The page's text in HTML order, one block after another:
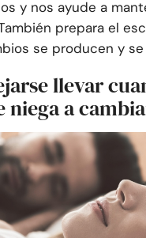
y nos ayude a
prepara el
se producen y
llevar
niega a